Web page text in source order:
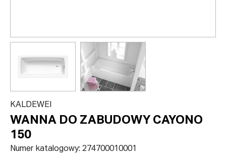
KALDEWEI
WANNA DO ZABUDOWY CAYONO
150
Numer katalogowy: 274700010001